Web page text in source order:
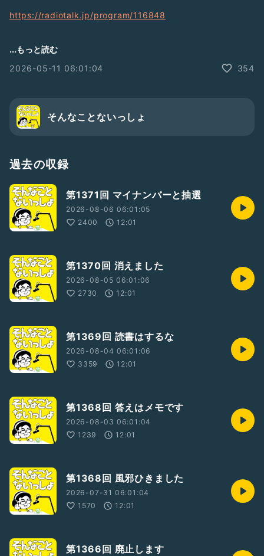
https://radiotalk.jp/program/116848
介させて頂いています
掲載記事
・週間ダイヤモンド
・週間プレイボーイ
・日刊SPA
・夕刊フジ
他…
ラジオトーク
・2024年ラジオトーク大賞
・2021年収録トーク総選挙1位
・2021年思い出に残るライブ賞受賞
・2022年収録トーク総選挙3位
・2015年アップル BESTof2015
【そんないプロジェクトHP】
https://sonnai.com/
...もっと読む
2026-05-11 06:01:04
354
そんなことないっしょ
過去の収録
第1371回 マイナンバーと抽選
2026-08-06 06:01:05
2400
12:01
第1370回 消えました
2026-08-05 06:01:06
2730
12:01
第1369回 読書はするな
2026-08-04 06:01:06
3359
12:01
第1368回 答えはメモです
2026-08-03 06:01:04
1239
12:01
第1368回 風邪ひきました
2026-07-31 06:01:04
1570
12:01
第1366回 廃止します